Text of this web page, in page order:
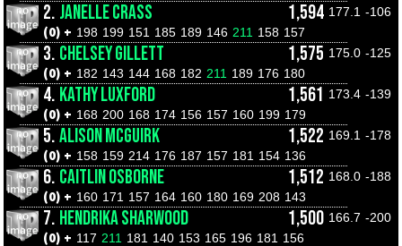
2. JANELLE CRASS 1,594 177.1 -106
(0) + 198 199 151 185 189 146 211 158 157
3. CHELSEY GILLETT 1,575 175.0 -125
(0) + 182 143 144 168 182 211 189 176 180
4. KATHY LUXFORD 1,561 173.4 -139
(0) + 168 200 168 174 156 157 160 199 179
5.ALISON MCGUIRK 1,522 169.1 -178
(0) + 158 159 214 176 187 157 181 154 136
6. CAITLIN OSBORNE 1,512 168.0 -188
(0) + 160 171 157 164 160 180 169 208 143
7. HENDRIKA SHARWOOD 1,500 166.7 -200
(0) + 117 211 181 140 153 165 196 181 156